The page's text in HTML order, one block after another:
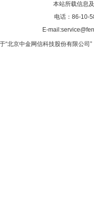
本站所载信息
电话：86-10-
E-
“北京中金网信科技股份有限公司